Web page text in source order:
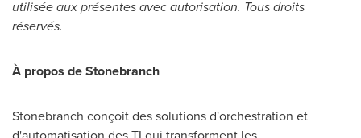
utilisée aux présentes avec autorisation. Tous droits
réservés.
À propos de Stonebranch
Stonebranch conçoit des solutions d'orchestration et